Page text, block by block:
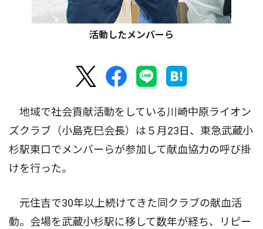
活動したメンバーら
地域で社会貢献活動をしている川崎中原ライオン
ズクラブ（小島克巳会長）は５月23日、東急武蔵小
杉駅東口でメンバーらが参加して献血協力の呼び掛
けを行った。
元住吉で30年以上続けてきた同クラブの献血活
動。会場を武蔵小杉駅に移して数年が経ち、リピー